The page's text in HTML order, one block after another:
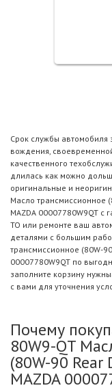
Срок службы автомобиля
вождения,
качественного
длилась как можно
оригинальные и
Масло трансмиссионное
MAZDA 00007780W9QT с
ТО или ремонте ваш
деталями с большим
трансмиссионное (80W-
00007780W9QT по
заполните корзину
с вами для уточнения
Почему
80W9-QT
(80W-90
MAZDA